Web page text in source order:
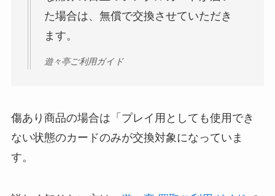
た場合は、無償で交換させていただき
ます。
遊々亭ご利用ガイド
傷あり商品の場合は「プレイ用としても使用でき
ない状態のカードのみが交換対象になっていま
す。